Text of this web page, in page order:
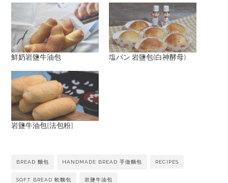
鮮奶岩鹽牛油包 塩パン 岩鹽包(白神酵母)
岩鹽牛油包[法包粉]
BREAD 麵包 HANDMADE BREAD 手做麵包 RECIPES
SOFT BREAD 軟麵包 岩鹽牛油包